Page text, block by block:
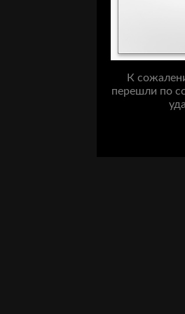
К
перешли по